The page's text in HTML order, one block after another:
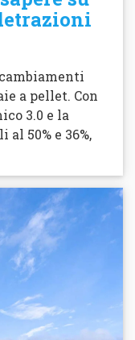
a pellet. Con
3.0 e la
50% e 36%,